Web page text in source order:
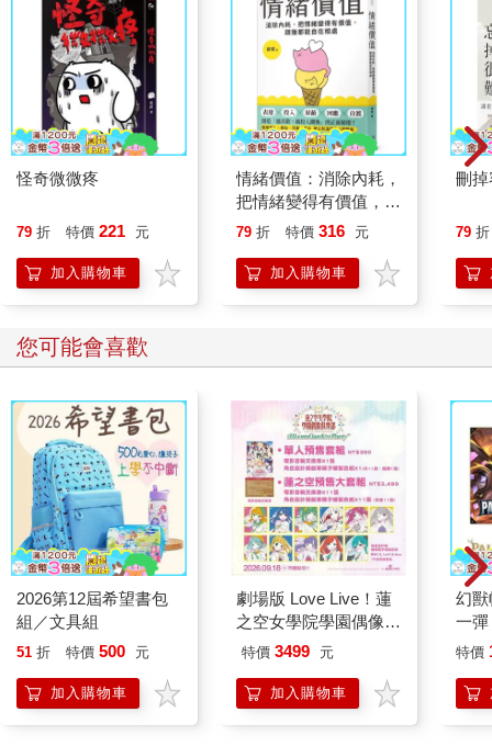
怪奇微微疼
79 折 特價 221 元
加入購物車
情緒價值：消除內耗，
把情緒變得有價值，跟
誰都能自在相處
79 折 特價 316 元
加入購物車
刪
79 折
您可能會喜歡
2026第12屆希望書包
組／文具組
51 折 特價 500 元
加入購物車
劇場版 Love Live！蓮
之空女學院學園偶像俱
樂部 Bloom Garden
組
特價 3499 元
加入購物車
幻
一
組
特價